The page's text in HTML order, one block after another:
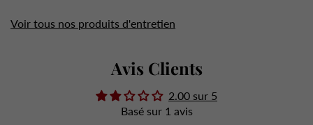
Voir tous nos produits d'entretien
Avis Clients
2.00 sur 5
Basé sur 1 avis